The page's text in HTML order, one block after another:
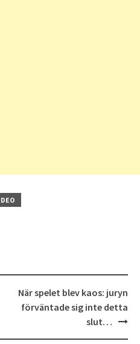
När spelet blev kaos: juryn
förväntade sig inte detta
slut…